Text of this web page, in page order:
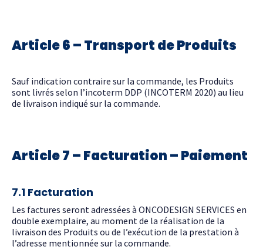
Article 6 – Transport de Produits
Sauf indication contraire sur la commande, les Produits
sont livrés selon l’incoterm DDP (INCOTERM 2020) au lieu
de livraison indiqué sur la commande.
Article 7 – Facturation – Paiement
7.1 Facturation
Les factures seront adressées à ONCODESIGN SERVICES en
double exemplaire, au moment de la réalisation de la
livraison des Produits ou de l’exécution de la prestation à
l’adresse mentionnée sur la commande.